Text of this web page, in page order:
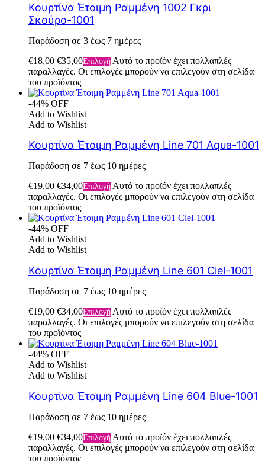
Κουρτίνα Έτοιμη Ραμμένη 1002 Γκρι
Σκούρο-1001
Παράδοση σε 3 έως 7 ημέρες
€18,00 €35,00Επιλογή Αυτό το προϊόν έχει πολλαπλές
παραλλαγές. Οι επιλογές μπορούν να επιλεγούν στη σελίδα
του προϊόντος
-44% OFF
Add to Wishlist
Add to Wishlist
Κουρτίνα Έτοιμη Ραμμένη Line 701 Aqua-1001
Παράδοση σε 7 έως 10 ημέρες
€19,00 €34,00Επιλογή Αυτό το προϊόν έχει πολλαπλές
παραλλαγές. Οι επιλογές μπορούν να επιλεγούν στη σελίδα
του προϊόντος
-44% OFF
Add to Wishlist
Add to Wishlist
Κουρτίνα Έτοιμη Ραμμένη Line 601 Ciel-1001
Παράδοση σε 7 έως 10 ημέρες
€19,00 €34,00Επιλογή Αυτό το προϊόν έχει πολλαπλές
παραλλαγές. Οι επιλογές μπορούν να επιλεγούν στη σελίδα
του προϊόντος
-44% OFF
Add to Wishlist
Add to Wishlist
Κουρτίνα Έτοιμη Ραμμένη Line 604 Blue-1001
Παράδοση σε 7 έως 10 ημέρες
€19,00 €34,00Επιλογή Αυτό το προϊόν έχει πολλαπλές
παραλλαγές. Οι επιλογές μπορούν να επιλεγούν στη σελίδα
του προϊόντος